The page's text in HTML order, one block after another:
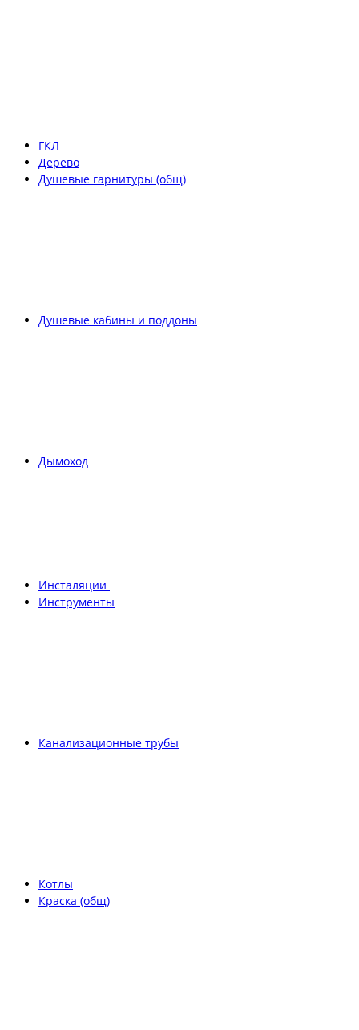
ГКЛ
Дерево
Душевые гарнитуры (общ)
Душевые кабины и поддоны
Дымоход
Инсталяции
Инструменты
Канализационные трубы
Котлы
Краска (общ)